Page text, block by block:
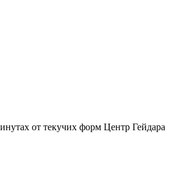
от текучих форм Центр Гейдара